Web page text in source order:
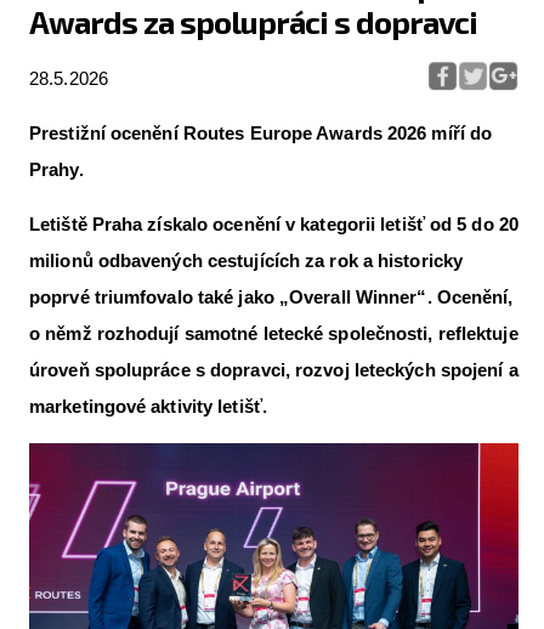
Awards za spolupráci s dopravci
28.5.2026
Prestižní ocenění Routes Europe Awards 2026 míří do
Prahy.
Letiště Praha získalo ocenění v kategorii letišť od 5 do 20
milionů odbavených cestujících za rok a historicky
poprvé triumfovalo také jako „Overall Winner“. Ocenění,
o němž rozhodují samotné letecké společnosti, reflektuje
úroveň spolupráce s dopravci, rozvoj leteckých spojení a
marketingové aktivity letišť.
Články
Pro piloty
Letecká videa
Aktuální FR + archiv
Letecká muzea
VFR Communication app
The SAFE Guide app
Inzerujte s námi
E-SHOP